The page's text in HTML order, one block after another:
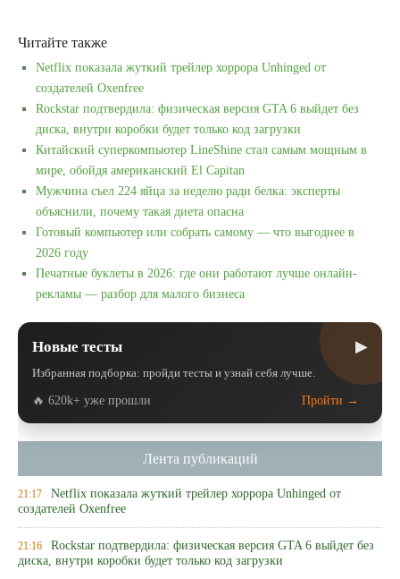
Читайте также
Netflix показала жуткий трейлер хоррора Unhinged от
создателей Oxenfree
Rockstar подтвердила: физическая версия GTA 6 выйдет без
диска, внутри коробки будет только код загрузки
Китайский суперкомпьютер LineShine стал самым мощным в
мире, обойдя американский El Capitan
Мужчина съел 224 яйца за неделю ради белка: эксперты
объяснили, почему такая диета опасна
Готовый компьютер или собрать самому — что выгоднее в
2026 году
Печатные буклеты в 2026: где они работают лучше онлайн-
рекламы — разбор для малого бизнеса
Новые тесты ▶
Избранная подборка: пройди тесты и узнай себя лучше.
🔥 620k+ уже прошли Пройти →
Лента публикаций
21:17 Netflix показала жуткий трейлер хоррора Unhinged от
создателей Oxenfree
21:16 Rockstar подтвердила: физическая версия GTA 6 выйдет без
диска, внутри коробки будет только код загрузки